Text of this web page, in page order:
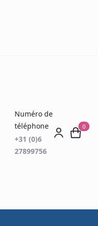
Numéro de
téléphone
+31 (0)6
27899756
0